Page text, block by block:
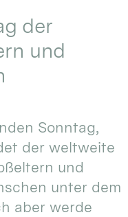
der
und
Sonntag,
der weltweite
und
unter dem
aber werde